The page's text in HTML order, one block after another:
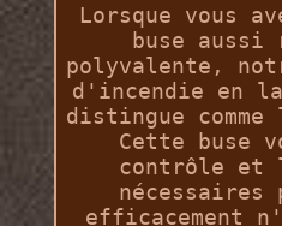
Lorsque vous
buse aussi
polyvalente,
d'incendie en
distingue
Cette buse
contrôle et
nécessaires
efficacement